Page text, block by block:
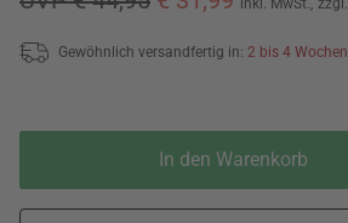
inkl. MwSt.,
Gewöhnlich versandfertig in: 2 bis 4 Wochen
In den Warenkorb